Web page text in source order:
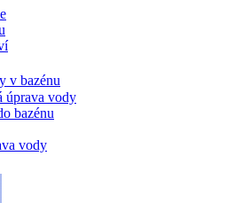
v bazénu
úprava vody
bazénu
vody